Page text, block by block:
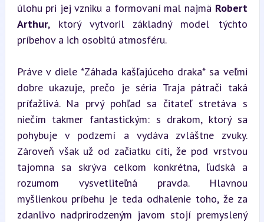
úlohu pri jej vzniku a formovaní mal najmä Robert
Arthur, ktorý vytvoril základný model týchto
príbehov a ich osobitú atmosféru.
Práve v diele *Záhada kašľajúceho draka* sa veľmi
dobre ukazuje, prečo je séria Traja pátrači taká
príťažlivá. Na prvý pohľad sa čitateľ stretáva s
niečím takmer fantastickým: s drakom, ktorý sa
pohybuje v podzemí a vydáva zvláštne zvuky.
Zároveň však už od začiatku cíti, že pod vrstvou
tajomna sa skrýva celkom konkrétna, ľudská a
rozumom vysvetliteľná pravda. Hlavnou
myšlienkou príbehu je teda odhalenie toho, že za
zdanlivo nadprirodzeným javom stojí premyslený